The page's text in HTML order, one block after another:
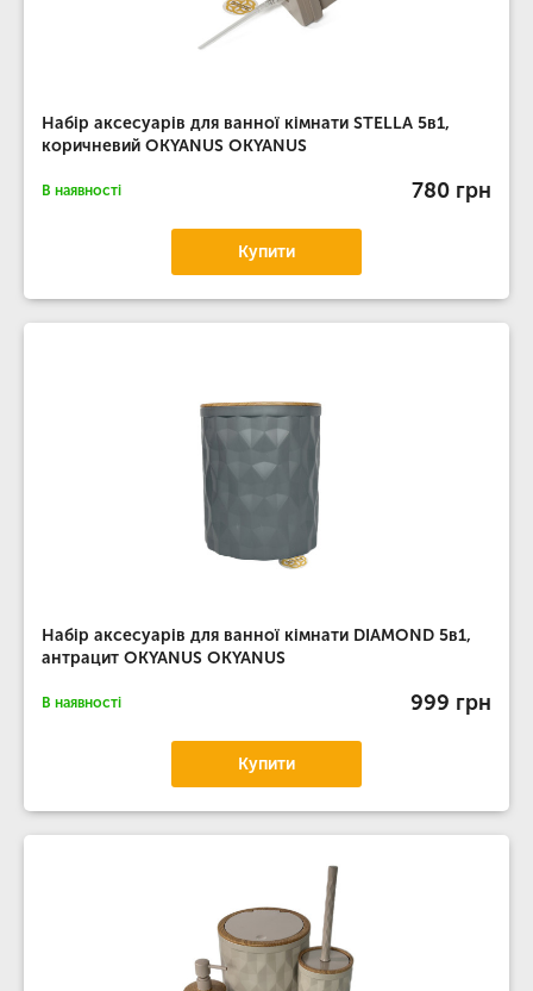
Набір аксесуарів для ванної кімнати STELLA 5в1,
коричневий OKYANUS OKYANUS
В наявності 780 грн
Купити
Набір аксесуарів для ванної кімнати DIAMOND 5в1,
антрацит OKYANUS OKYANUS
В наявності 999 грн
Купити